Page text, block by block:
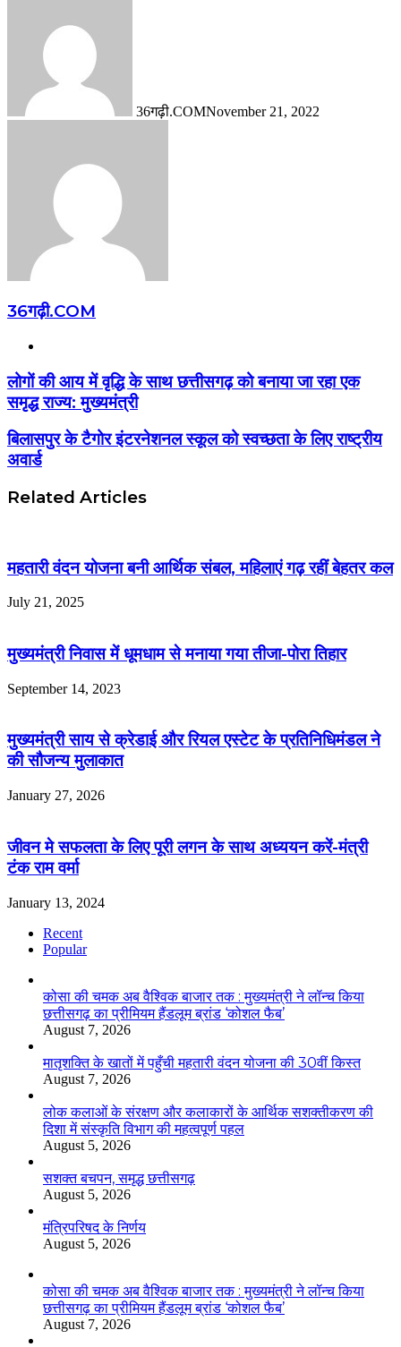
36गढ़ी.COMNovember 21, 2022
36गढ़ी.COM
लोगों की आय में वृद्धि के साथ छत्तीसगढ़ को बनाया जा रहा एक
समृद्ध राज्य: मुख्यमंत्री
बिलासपुर के टैगोर इंटरनेशनल स्कूल को स्वच्छता के लिए राष्ट्रीय
अवार्ड
Related Articles
महतारी वंदन योजना बनी आर्थिक संबल, महिलाएं गढ़ रहीं बेहतर कल
July 21, 2025
मुख्यमंत्री निवास में धूमधाम से मनाया गया तीजा-पोरा तिहार
September 14, 2023
मुख्यमंत्री साय से क्रेडाई और रियल एस्टेट के प्रतिनिधिमंडल ने
की सौजन्य मुलाकात
January 27, 2026
जीवन मे सफलता के लिए पूरी लगन के साथ अध्ययन करें-मंत्री
टंक राम वर्मा
January 13, 2024
Recent
Popular
कोसा की चमक अब वैश्विक बाजार तक : मुख्यमंत्री ने लॉन्च किया
छत्तीसगढ़ का प्रीमियम हैंडलूम ब्रांड ‘कोशल फैब’
August 7, 2026
मातृशक्ति के खातों में पहुँची महतारी वंदन योजना की 30वीं किस्त
August 7, 2026
लोक कलाओं के संरक्षण और कलाकारों के आर्थिक सशक्तीकरण की
दिशा में संस्कृति विभाग की महत्वपूर्ण पहल
August 5, 2026
सशक्त बचपन, समृद्ध छत्तीसगढ़
August 5, 2026
मंत्रिपरिषद के निर्णय
August 5, 2026
कोसा की चमक अब वैश्विक बाजार तक : मुख्यमंत्री ने लॉन्च किया
छत्तीसगढ़ का प्रीमियम हैंडलूम ब्रांड ‘कोशल फैब’
August 7, 2026